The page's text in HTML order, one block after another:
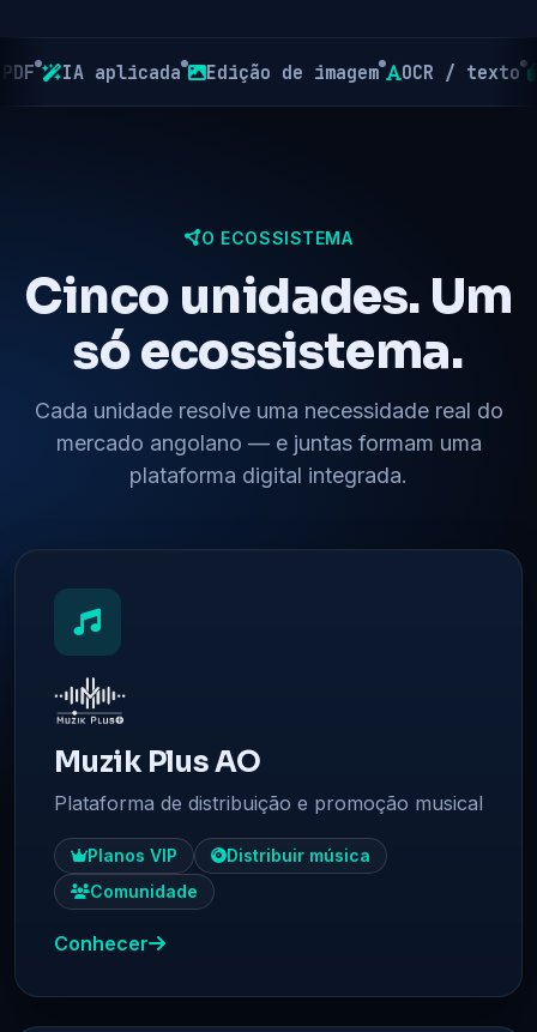
aplicada Edição de imagem OCR / texto
O ECOSSISTEMA
Cinco unidades. Um
só ecossistema.
Cada unidade resolve uma necessidade real do
mercado angolano — e juntas formam uma
plataforma digital integrada.
Muzik Plus AO
Plataforma de distribuição e promoção musical
Planos VIP
Distribuir música
Comunidade
Conhecer